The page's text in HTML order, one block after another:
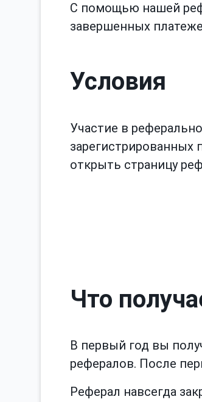
С помощью нашей
завершенных
Условия
Участие в
зарегистрированных
открыть страницу
Что
В первый год вы
рефералов. После
Реферал навсегда